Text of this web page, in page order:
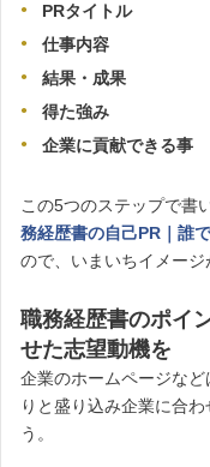
PRタイトル
仕事内容
結果・成果
得た強み
企業に貢献できる事
この5つのステップで書
務経歴書の自己PR｜誰
ので、いまいちイメージ
職務経歴書のポイ
せた志望動機を
企業のホームページな
りと盛り込み企業に合
う。